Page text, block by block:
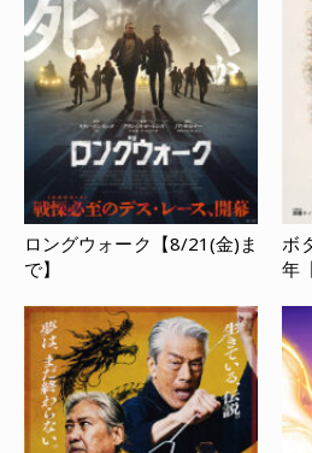
ロングウォーク【8/21(金)ま
で】
ボ
年